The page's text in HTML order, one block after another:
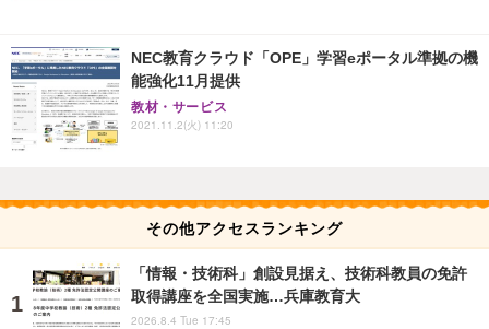
NEC教育クラウド「OPE」学習eポータル準拠の機
能強化11月提供
教材・サービス
2021.11.2(火) 11:20
その他アクセスランキング
「情報・技術科」創設見据え、技術科教員の免許
取得講座を全国実施…兵庫教育大
2026.8.4 Tue 17:45